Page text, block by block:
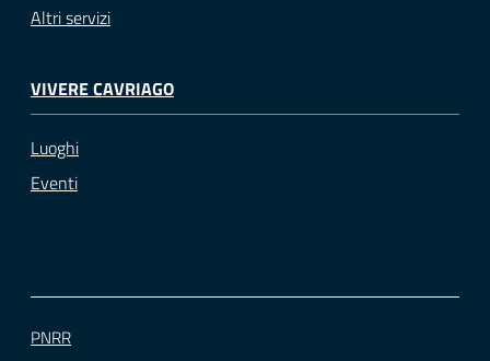
Altri servizi
VIVERE CAVRIAGO
Luoghi
Eventi
PNRR